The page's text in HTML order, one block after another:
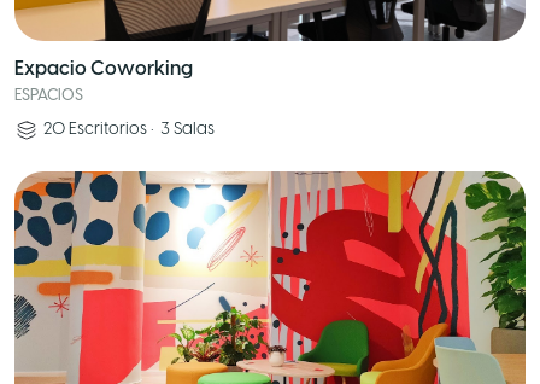
Expacio Coworking
ESPACIOS
20 Escritorios • 3 Salas